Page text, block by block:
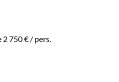
2 750 € / pers.